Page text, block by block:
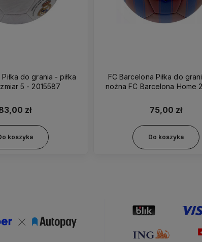
do grania - piłka
5 - 2015587
zł
koszyka
FC Barcelona Piłka do
nożna FC Barcelona Home
75,00 zł
Do koszyka